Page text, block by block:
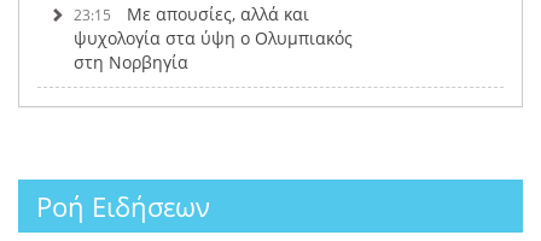
23:15
Με απουσίες, αλλά και
ψυχολογία στα ύψη ο Ολυμπιακός
στη Νορβηγία
Ροή Ειδήσεων